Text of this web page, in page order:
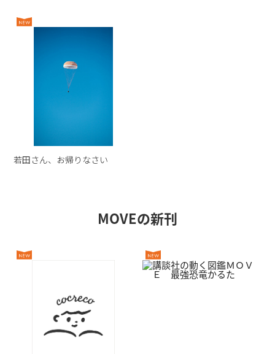
若田さん、お帰りなさい
MOVEの新刊